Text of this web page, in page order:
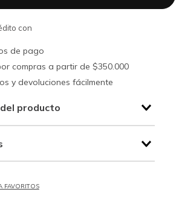
con
de pago
compras a partir de $350.000
y devoluciones fácilmente
producto